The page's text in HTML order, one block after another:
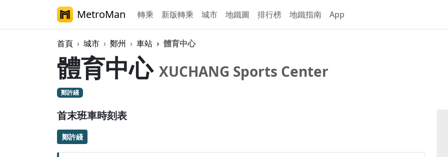
MetroMan 轉乘 新版轉乘 城市 地鐵圖 排行榜 地鐵指南 App
首頁 城市 鄭州 車站 體育中心
體育中心 XUCHANG Sports Center
鄭許綫
首末班車時刻表
鄭許綫